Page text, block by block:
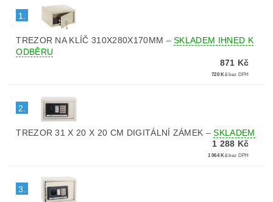
1.
TREZOR NA KLÍČ 310X280X170MM –SKLADEM IHNED K
ODBĚRU
871 Kč
720 Kč bez DPH
2.
TREZOR 31 X 20 X 20 CM DIGITÁLNÍ ZÁMEK –SKLADEM
1 288 Kč
1 064 Kč bez DPH
3.